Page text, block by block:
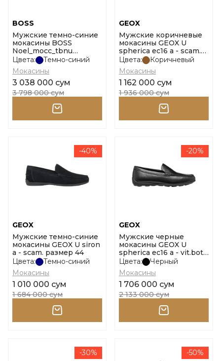
BOSS
Мужские темно-синие
мокасины BOSS
Noel_mocc_tbnu
10274025 01 размер 40
Цвета:
Темно-синий
Мокасины
3 038 000 сум
3 798 000 сум
GEOX
Мужские коричневые
мокасины GEOX U
spherica ec16 a - scam.
размер 45
Цвета:
Коричневый
Мокасины
1 162 000 сум
1 936 000 сум
-40%
GEOX
Мужские темно-синие
мокасины GEOX U siron
a - scam. размер 44
Цвета:
Темно-синий
Мокасины
1 010 000 сум
1 684 000 сум
-20%
GEOX
Мужские черные
мокасины GEOX U
spherica ec16 a - vit.bott
размер 41
Цвета:
Черный
Мокасины
1 706 000 сум
2 133 000 сум
-30% -50%